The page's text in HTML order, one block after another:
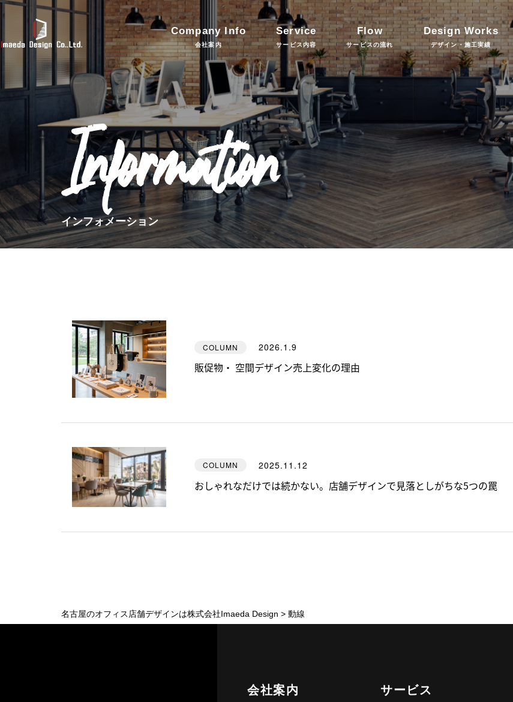
Company Info
会社案内
Service
サービス内容
Flow
サービスの流れ
Design Works
デザイン・施工実績
Information
インフォメーション
COLUMN 2026.1.9
販促物・ 空間デザイン売上変化の理由
COLUMN 2025.11.12
おしゃれなだけでは続かない。店舗デザインで見落としがちな5つの罠
名古屋のオフィス店舗デザインは株式会社Imaeda Design > 動線
会社案内 サービス